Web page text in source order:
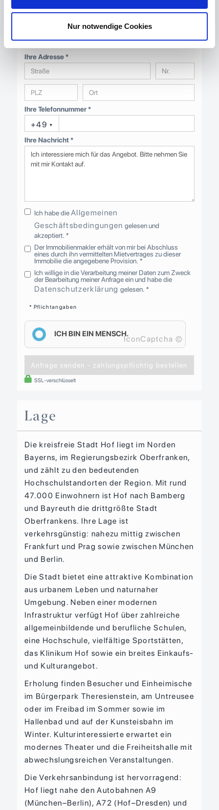
Nur notwendige Cookies
Ihre E-Mail-Adresse *
Ihre Adresse *
Ihre Telefonnummer *
+49 ▾
Ihre Nachricht *
Ich habe dieAllgemeinen
Geschäftsbedingungen gelesen und
akzeptiert. *
Der Immobilienmakler erhält von mir bei Abschluss
eines durch ihn vermittelten Mietvertrages zu dieser
Immobilie die angegebene Provision. *
Ich willige in die Verarbeitung meiner Daten zum Zweck
der Bearbeitung meiner Anfrage ein und habe die
Datenschutzerklärung gelesen. *
* Pflichtangaben
Anfrage senden - zahlungspflichtig bestellen
SSL-verschlüsselt
ICH BIN EIN MENSCH.
IconCaptcha ©
Lage
Die kreisfreie Stadt Hof liegt im Norden
Bayerns, im Regierungsbezirk Oberfranken,
und zählt zu den bedeutenden
Hochschulstandorten der Region. Mit rund
47.000 Einwohnern ist Hof nach Bamberg
und Bayreuth die drittgrößte Stadt
Oberfrankens. Ihre Lage ist
verkehrsgünstig: nahezu mittig zwischen
Frankfurt und Prag sowie zwischen München
und Berlin.
Die Stadt bietet eine attraktive Kombination
aus urbanem Leben und naturnaher
Umgebung. Neben einer modernen
Infrastruktur verfügt Hof über zahlreiche
allgemeinbildende und berufliche Schulen,
eine Hochschule, vielfältige Sportstätten,
das Klinikum Hof sowie ein breites Einkaufs-
und Kulturangebot.
Erholung finden Besucher und Einheimische
im Bürgerpark Theresienstein, am Untreusee
oder im Freibad im Sommer sowie im
Hallenbad und auf der Kunsteisbahn im
Winter. Kulturinteressierte erwartet ein
modernes Theater und die Freiheitshalle mit
abwechslungsreichen Veranstaltungen.
Die Verkehrsanbindung ist hervorragend:
Hof liegt nahe den Autobahnen A9
(München–Berlin), A72 (Hof–Dresden) und